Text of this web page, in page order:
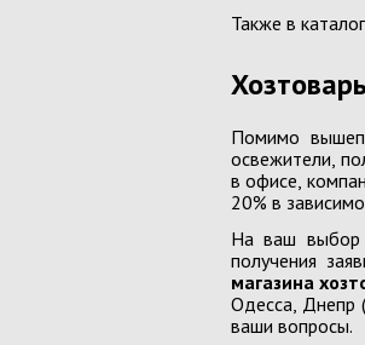
Детский
Доски
Железные
Игрушки
Мыльные
Наборы для
Также в
Помимо
освежители,
в офисе,
20% в
На ваш выбор
получения
магазина
Одесса, Днепр
ваши вопросы.